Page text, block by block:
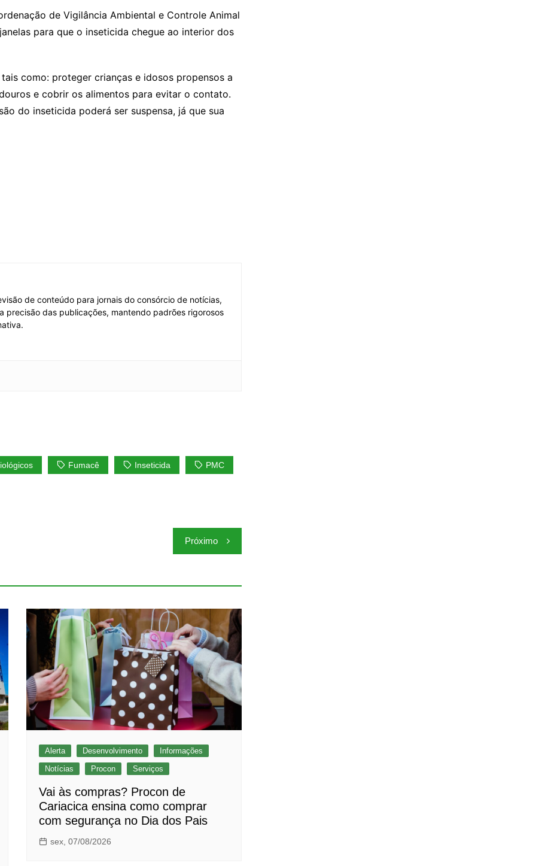
de Vigilância Ambiental e Controle Animal
para que o inseticida chegue ao interior dos
como: proteger crianças e idosos propensos a
e cobrir os alimentos para evitar o contato.
do inseticida poderá ser suspensa, já que sua
de conteúdo para jornais do consórcio de notícias,
precisão das publicações, mantendo padrões rigorosos
Fumacê Inseticida PMC
Próximo
Alerta Desenvolvimento
Informações
Notícias
Procon Serviços
Vai às compras? Procon de
Cariacica ensina como comprar
com segurança no Dia dos Pais
sex, 07/08/2026